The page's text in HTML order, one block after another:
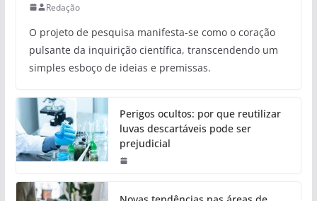
Redação
O projeto de pesquisa manifesta-se como o coração
pulsante da inquirição científica, transcendendo um
simples esboço de ideias e premissas.
Perigos ocultos: por que reutilizar
luvas descartáveis pode ser
prejudicial